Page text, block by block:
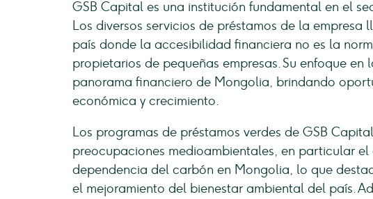
GSB Capital es una institución fundamental en el
Los diversos servicios de préstamos de la empresa
país donde la accesibilidad financiera no es la
propietarios de pequeñas empresas. Su enfoque
panorama financiero de Mongolia, brindando
económica y crecimiento.
Los programas de préstamos verdes de GSB
preocupaciones medioambientales, en particular
dependencia del carbón en Mongolia, lo que
el mejoramiento del bienestar ambiental del país.